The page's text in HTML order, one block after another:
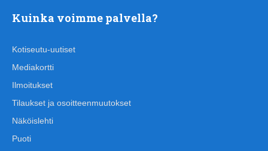
Kuinka voimme palvella?
Kotiseutu-uutiset
Mediakortti
Ilmoitukset
Tilaukset ja osoitteenmuutokset
Näköislehti
Puoti